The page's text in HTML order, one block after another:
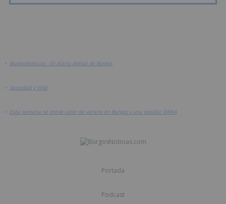
> BurgosNoticias - El diario digital de Burgos
> Sociedad y Vida
> Esta semana se prevé calor de verano en Burgos y una posible DANA
Portada
Podcast